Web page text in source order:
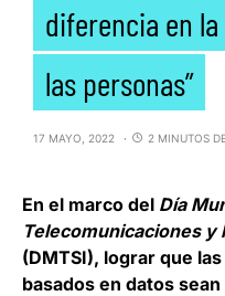
diferencia en
las personas”
17 MAYO, 2022 2 MINUTOS
En el marco del Día
Telecomunicaciones y
(DMTSI), lograr que
basados en datos